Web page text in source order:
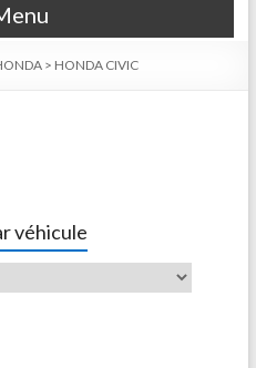
> HONDA CIVIC
véhicule